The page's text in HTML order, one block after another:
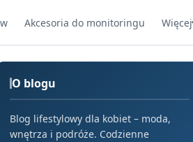
Akcesoria do monitoringu Więcej
O blogu
Blog lifestylowy dla kobiet – moda,
wnętrza i podróże. Codzienne